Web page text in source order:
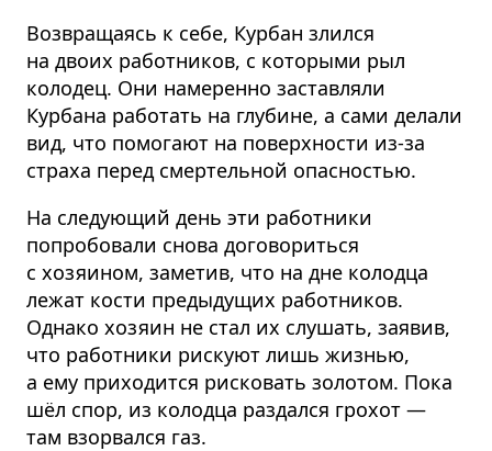
Возвращаясь к себе, Курбан злился
на двоих работников, с которыми рыл
колодец. Они намеренно заставляли
Курбана работать на глубине, а сами делали
вид, что помогают на поверхности из-за
страха перед смертельной опасностью.
На следующий день эти работники
попробовали снова договориться
с хозяином, заметив, что на дне колодца
лежат кости предыдущих работников.
Однако хозяин не стал их слушать, заявив,
что работники рискуют лишь жизнью,
а ему приходится рисковать золотом. Пока
шёл спор, из колодца раздался грохот —
там взорвался газ.